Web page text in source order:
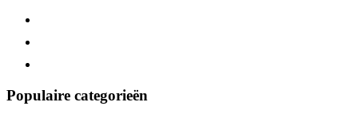
Populaire categorieën